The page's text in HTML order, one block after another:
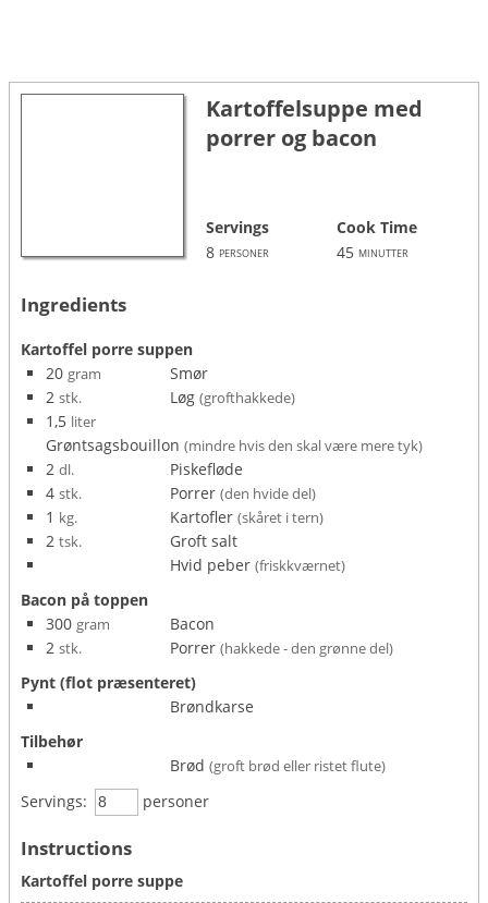
Kartoffelsuppe med
porrer og bacon
Servings
8 personer
Cook Time
45 minutter
Ingredients
Kartoffel porre suppen
20 gram
Smør
2 stk. Løg (grofthakkede)
1,5 liter
Grøntsagsbouillon (mindre hvis den skal være mere tyk)
2 dl.
Piskefløde
4 stk. Porrer (den hvide del)
1 kg. Kartofler (skåret i tern)
2 tsk.
Groft salt
Hvid peber (friskkværnet)
Bacon på toppen
300 gram
Bacon
2 stk. Porrer (hakkede - den grønne del)
Pynt (flot præsenteret)
Brøndkarse
Tilbehør
Brød (groft brød eller ristet flute)
Servings: personer
Instructions
Kartoffel porre suppe